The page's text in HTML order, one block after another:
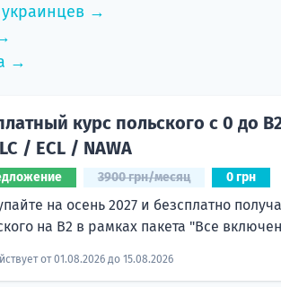
→
→
курс польского с 0 до
/ ECL / NAWA
3900 грн/месяц 0 грн
на осень 2027 и безсплатно
на B2 в рамках пакета "Все
от 01.08.2026 до 15.08.2026